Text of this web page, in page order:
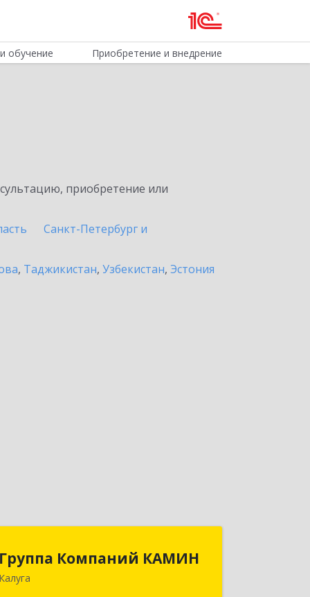
обучение Приобретение и внедрение
приобретение или
Санкт-Петербург и
, Таджикистан, Узбекистан, Эстония
Группа Компаний КАМИН
Калуга
Группа Компаний КАМИН